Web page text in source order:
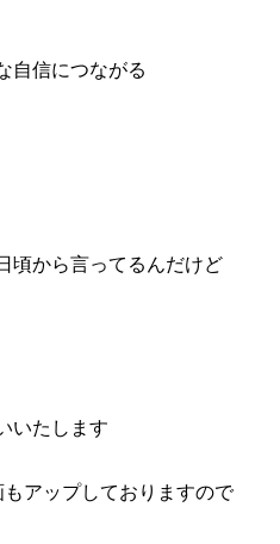
自信につながる
頃から言ってるんだけど
いたします
アップしておりますので